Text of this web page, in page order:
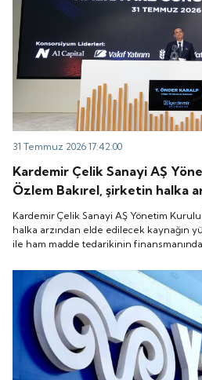
31 Temmuz 2026 17:42:00
Kardemir Çelik Sanayi AŞ
Özlem Bakırel, şirketin halka
kaynağın yüzde 90'ını işletme
madde tedarikinin
belirtti.
Kardemir Çelik Sanayi AŞ Yönetim
halka arzından elde edilecek kaynağın
ile ham madde tedarikinin